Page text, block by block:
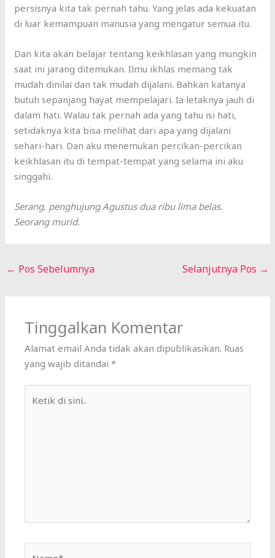
persisnya kita tak pernah tahu. Yang jelas ada kekuatan
di luar kemampuan manusia yang mengatur semua itu.
Dan kita akan belajar tentang keikhlasan yang mungkin
saat ini jarang ditemukan. Ilmu ikhlas memang tak
mudah dinilai dan tak mudah dijalani. Bahkan katanya
butuh sepanjang hayat mempelajari. Ia letaknya jauh di
dalam hati. Walau tak pernah ada yang tahu isi hati,
setidaknya kita bisa melihat dari apa yang dijalani
sehari-hari. Dan aku menemukan percikan-percikan
keikhlasan itu di tempat-tempat yang selama ini aku
singgahi.
Serang, penghujung Agustus dua ribu lima belas.
Seorang murid.
← Pos Sebelumnya Selanjutnya Pos →
Tinggalkan Komentar
Alamat email Anda tidak akan dipublikasikan. Ruas
yang wajib ditandai*